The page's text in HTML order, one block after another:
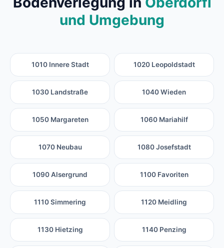
und Umgebung
1010 Innere Stadt 1020 Leopoldstadt
1030 Landstraße 1040 Wieden
1050 Margareten 1060 Mariahilf
1070 Neubau 1080 Josefstadt
1090 Alsergrund 1100 Favoriten
1110 Simmering 1120 Meidling
1130 Hietzing 1140 Penzing